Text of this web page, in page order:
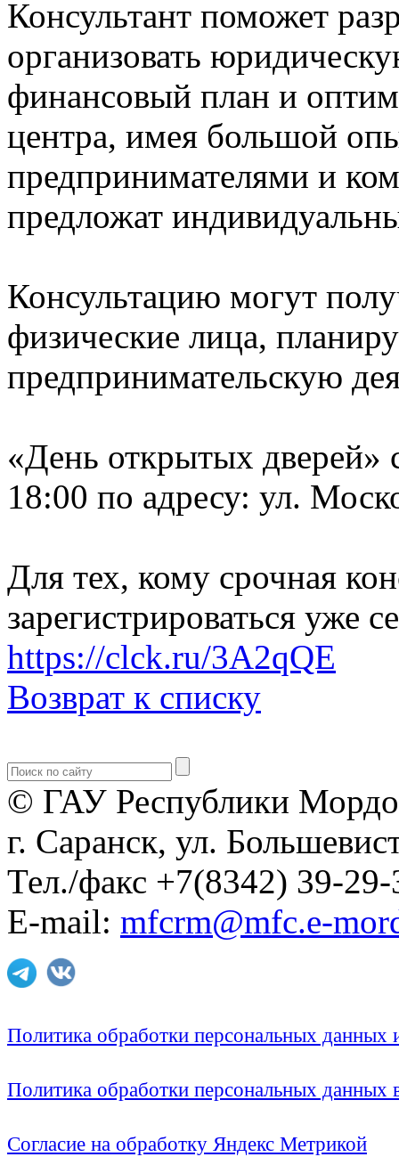
Консультант поможет
организовать
финансовый план и
центра, имея большой
предпринимателями и
предложат
Консультацию могут
физические лица,
предпринимательскую
«День открытых дверей»
18:00 по адресу: ул.
Для тех, кому срочная
зарегистрироваться уже
https://clck.ru/3A2qQE
Возврат к списку
© ГАУ Республики
г. Саранск, ул.
Тел./факс +7(8342) 39-29-
E-mail: mfcrm@mfc.e-
Политика обработки персональных
Политика обработки персональных
Согласие на обработку Яндекс Метрикой